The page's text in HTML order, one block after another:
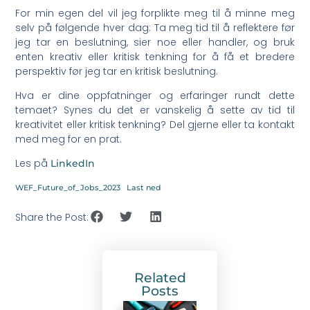
For min egen del vil jeg forplikte meg til å minne meg
selv på følgende hver dag: Ta meg tid til å reflektere før
jeg tar en beslutning, sier noe eller handler, og bruk
enten kreativ eller kritisk tenkning for å få et bredere
perspektiv før jeg tar en kritisk beslutning.
Hva er dine oppfatninger og erfaringer rundt dette
temaet? Synes du det er vanskelig å sette av tid til
kreativitet eller kritisk tenkning? Del gjerne eller ta kontakt
med meg for en prat.
Les på LinkedIn
WEF_Future_of_Jobs_2023 Last ned
Share the Post:
Related
Posts